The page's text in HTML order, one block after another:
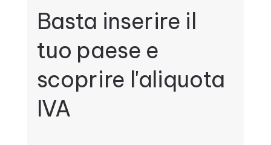
Basta inserire il
tuo paese e
scoprire l'aliquota
IVA